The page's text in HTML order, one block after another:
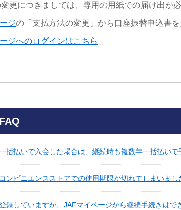
更につきましては、専用の用紙での届け出が必
ジの「支払方法の変更」から口座振替申込書
ジへのログインはこちら
括払いで入会した場合は、継続時も複数年一括払いで
ンビニエンスストアでの使用期限が切れてしまいまし
録していますが、JAFマイページから継続手続きはで